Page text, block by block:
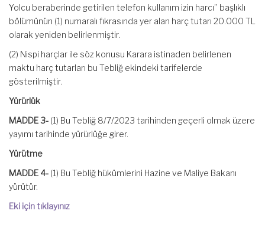
Yolcu beraberinde getirilen telefon kullanım izin harcı” başlıklı
bölümünün (1) numaralı fıkrasında yer alan harç tutarı 20.000 TL
olarak yeniden belirlenmiştir.
(2) Nispi harçlar ile söz konusu Karara istinaden belirlenen
maktu harç tutarları bu Tebliğ ekindeki tarifelerde
gösterilmiştir.
Yürürlük
MADDE 3- (1) Bu Tebliğ 8/7/2023 tarihinden geçerli olmak üzere
yayımı tarihinde yürürlüğe girer.
Yürütme
MADDE 4- (1) Bu Tebliğ hükümlerini Hazine ve Maliye Bakanı
yürütür.
Eki için tıklayınız